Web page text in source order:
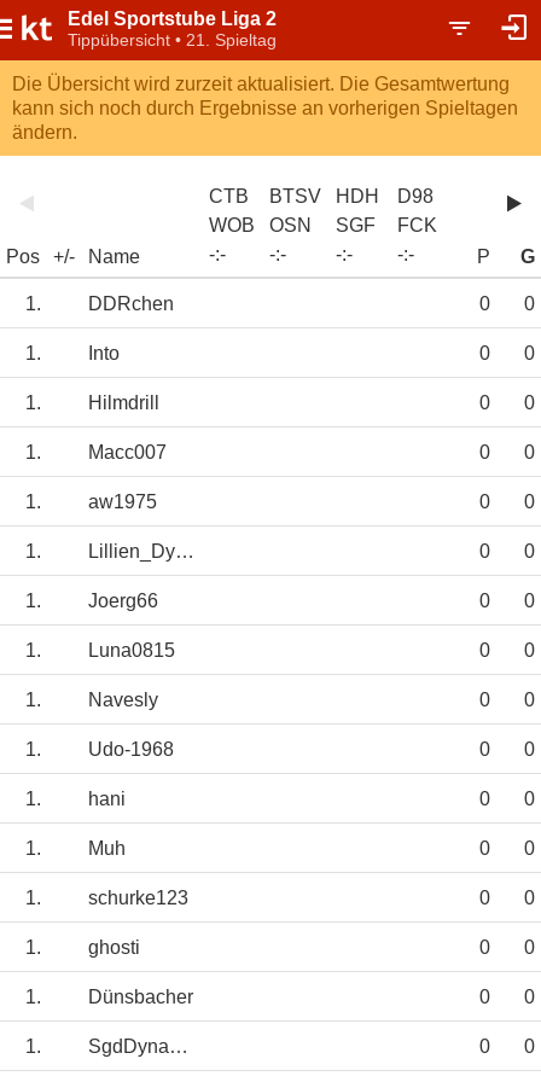
Edel Sportstube Liga 2
Tippübersicht • 21. Spieltag
Die Übersicht wird zurzeit aktualisiert. Die Gesamtwertung
kann sich noch durch Ergebnisse an vorherigen Spieltagen
ändern.
Pos +/- Name
CTB
WOB
-:-
BTSV
OSN
-:-
HDH
SGF
-:-
D98
FCK
-:- P G
1. DDRchen 0 0
1. Into 0 0
1. Hilmdrill 0 0
1. Macc007 0 0
1. aw1975 0 0
1. Lillien_Dynamo 0 0
1. Joerg66 0 0
1. Luna0815 0 0
1. Navesly 0 0
1. Udo-1968 0 0
1. hani 0 0
1. Muh 0 0
1. schurke123 0 0
1. ghosti 0 0
1. Dünsbacher 0 0
1. SgdDynamo1953 0 0